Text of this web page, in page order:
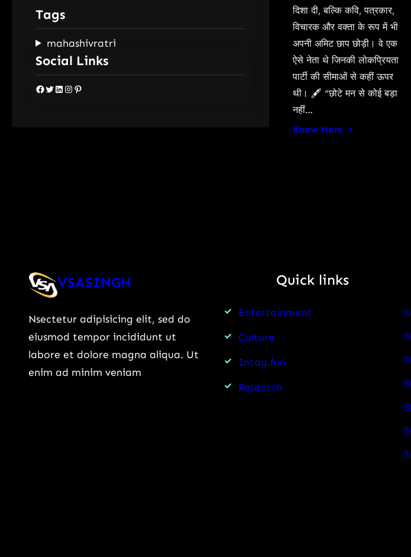
Tags
mahashivratri
Social Links
Facebook Twitter LinkedIn Instagram Pinterest
दिशा दी, बल्कि कवि, पत्रकार,
विचारक और वक्ता के रूप में भी
अपनी अमिट छाप छोड़ी। वे एक
ऐसे नेता थे जिनकी लोकप्रियता
पार्टी की सीमाओं से कहीं ऊपर
थी। 🖋️ “छोटे मन से कोई बड़ा
नहीं…
Know More
VSASINGH
Nsectetur adipisicing elit, sed do
eiusmod tempor incididunt ut
labore et dolore magna aliqua. Ut
enim ad minim veniam
Quick links
Entertainment
Culture
Intag.fun
Research